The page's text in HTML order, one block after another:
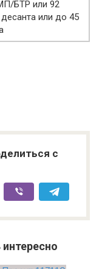
БТР или 92
или до 45
с